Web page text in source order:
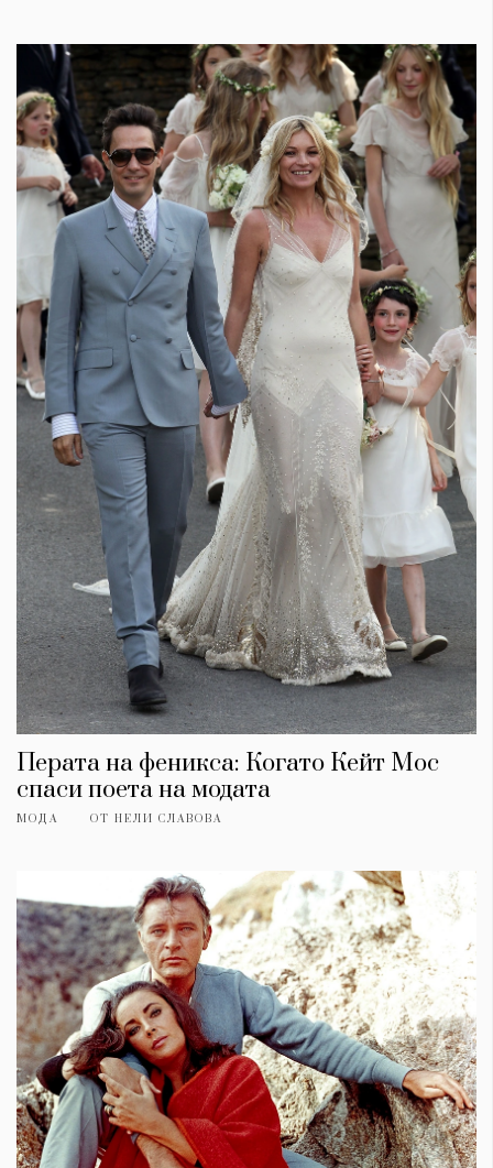
Перата на феникса: Когато Кейт Мос
спаси поета на модата
МОДА ОТ НЕЛИ СЛАВОВА
КАТЕГОРИИ
Wine&Dine
Подкасти
Мода
Dialogue
Изкуство
ЗА НАС
Условия за
ползване
За нас
Реклама
Политика за